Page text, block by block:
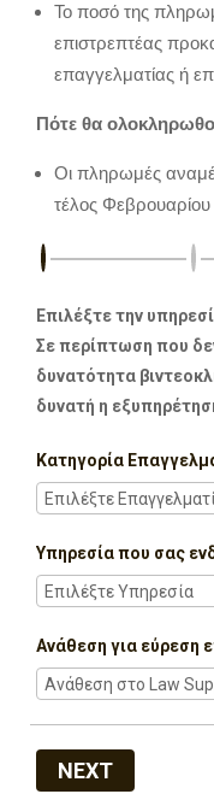
Το ποσό της
επιστρεπτέας
επαγγελματίας ή
Πότε θα
Οι πληρωμές
τέλος
Επιλέξτε την
Σε περίπτωση που
δυνατότητα
δυνατή η
Κατηγορία
Υπηρεσία που σας
Ανάθεση για εύρεση
NEXT